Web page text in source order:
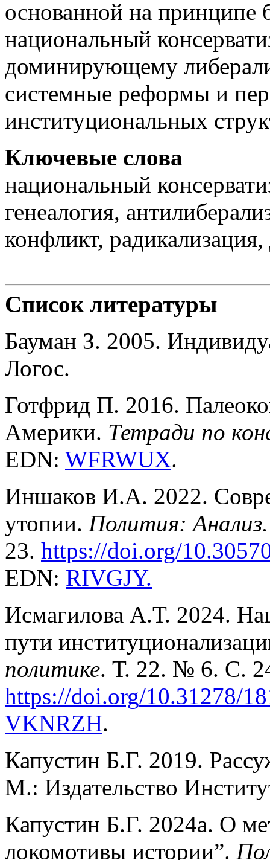
основанной на принципе
национальный
доминирующему
системные реформы и
институциональных
Ключевые слова
национальный
генеалогия,
конфликт,
Список литературы
Бауман З. 2005.
Логос.
Готфрид П. 2016.
Америки. Тетради по
EDN: WFRWUX.
Иншаков И.А. 2022.
утопии. Полития:
23. https://doi.org/
EDN: RIVGJY.
Исмагилова А.Т. 2024.
пути
политике. Т. 22. № 6. С.
https://doi.org/10.31278/
VKNRZH.
Капустин Б.Г. 2019.
М.: Издательство
Капустин Б.Г. 2024a. О
локомотивы истории”.